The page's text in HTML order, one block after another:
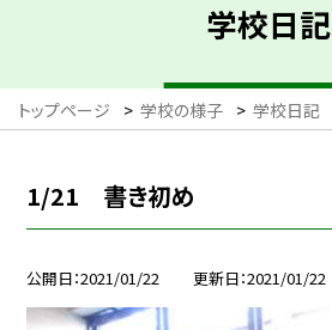
学校日記
トップページ > 学校の様子 > 学校日記
1/21 書き初め
公開日 2021/01/22 更新日 2021/01/22